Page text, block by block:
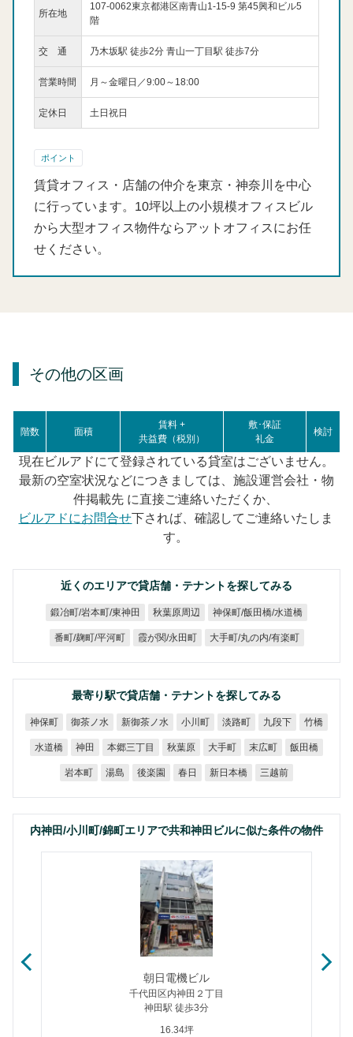
所在地
107-0062東京都港区南青山1-15-9 第45興和ビル5
階
交 通 乃木坂駅 徒歩2分 青山一丁目駅 徒歩7分
営業時間 月～金曜日／9:00～18:00
定休日 土日祝日
ポイント
賃貸オフィス・店舗の仲介を東京・神奈川を中心
に行っています。10坪以上の小規模オフィスビル
から大型オフィス物件ならアットオフィスにお任
せください。
その他の区画
階数 面積
賃料 +
共益費（税別）
敷･保証
礼金
検討
現在ビルアドにて登録されている貸室はございません。
最新の空室状況などにつきましては、施設運営会社・物
件掲載先 に直接ご連絡いただくか、
ビルアドにお問合せ下されば、確認してご連絡いたしま
す。
近くのエリアで貸店舗・テナントを探してみる
鍛冶町/岩本町/東神田 秋葉原周辺 神保町/飯田橋/水道橋
番町/麹町/平河町 霞が関/永田町 大手町/丸の内/有楽町
最寄り駅で貸店舗・テナントを探してみる
神保町 御茶ノ水 新御茶ノ水 小川町 淡路町 九段下 竹橋
水道橋 神田 本郷三丁目 秋葉原 大手町 末広町 飯田橋
岩本町 湯島 後楽園 春日 新日本橋 三越前
内神田/小川町/錦町エリアで共和神田ビルに似た条件の物件
朝日電機ビル
千代田区内神田２丁目
神田駅 徒歩3分
16.34坪